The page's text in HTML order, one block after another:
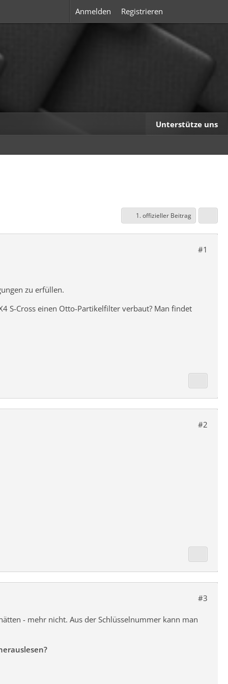
Anmelden Registrieren
Unterstütze uns
1. offizieller Beitrag
#1
zu erfüllen.
S-Cross einen Otto-Partikelfilter verbaut? Man findet
#2
#3
- mehr nicht. Aus der Schlüsselnummer kann man